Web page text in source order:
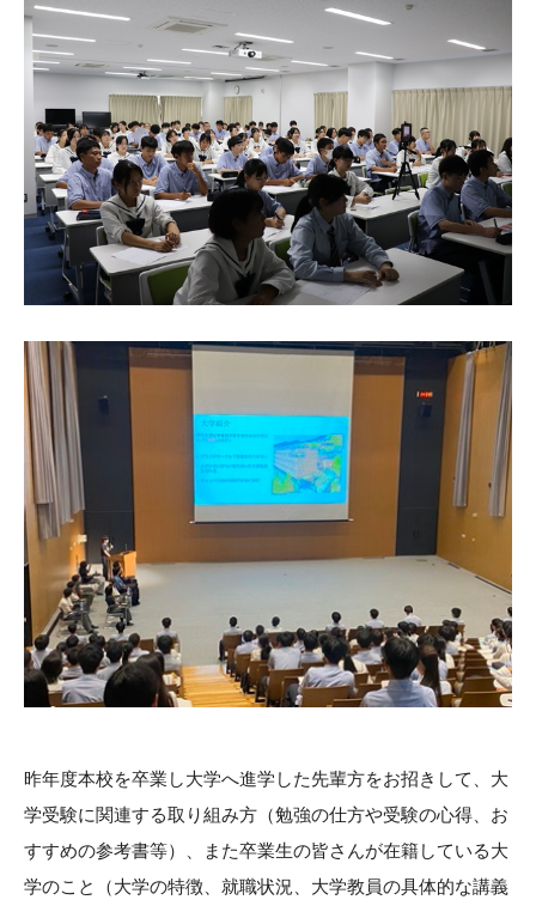
昨年度本校を卒業し大学へ進学した先輩方をお招きして、大
学受験に関連する取り組み方（勉強の仕方や受験の心得、お
すすめの参考書等）、また卒業生の皆さんが在籍している大
学のこと（大学の特徴、就職状況、大学教員の具体的な講義